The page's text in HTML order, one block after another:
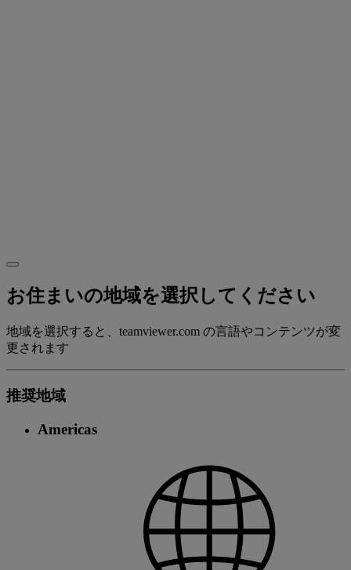
お住まいの地域を選択してください
地域を選択すると、teamviewer.com の言語やコンテンツが変
更されます
推奨地域
Americas